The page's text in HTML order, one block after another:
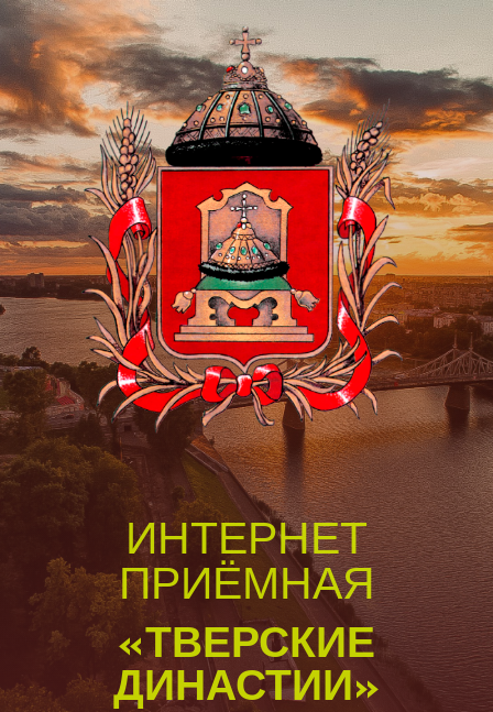
ИНТЕРНЕТ
ПРИЁМНАЯ
«ТВЕРСКИЕ
ДИНАСТИИ»